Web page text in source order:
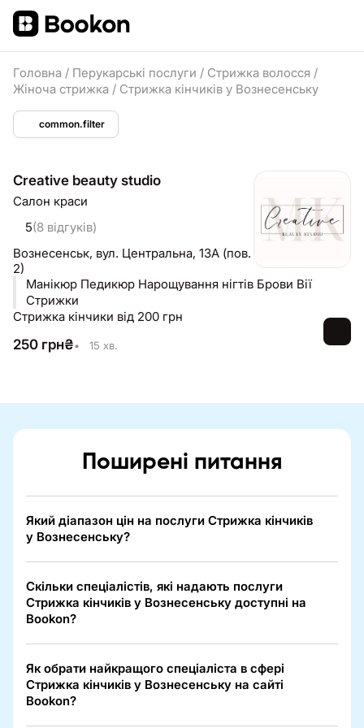
Головна / Перукарські послуги / Стрижка волосся /
Жіноча стрижка / Стрижка кінчиків у Вознесенську
common.filter
Creative beauty studio
Салон краси
5(8 відгуків)
Вознесенськ, вул. Центральна, 13А (пов.
2)
Манікюр Педикюр Нарощування нігтів Брови Вії
Стрижки
Стрижка кінчики від 200 грн
250 грн₴• 15 хв.
Поширені питання
Який діапазон цін на послуги Стрижка кінчиків
у Вознесенську?
Скільки спеціалістів, які надають послуги
Стрижка кінчиків у Вознесенську доступні на
Bookon?
Як обрати найкращого спеціаліста в сфері
Стрижка кінчиків у Вознесенську на сайті
Bookon?